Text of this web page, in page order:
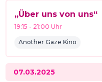
„Über uns von uns“
19:15 - 21:00 Uhr
Another Gaze Kino
07.03.2025